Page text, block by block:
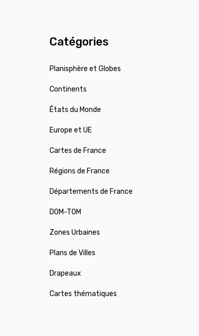
Catégories
Planisphère et Globes
Continents
États du Monde
Europe et UE
Cartes de France
Régions de France
Départements de France
DOM-TOM
Zones Urbaines
Plans de Villes
Drapeaux
Cartes thématiques